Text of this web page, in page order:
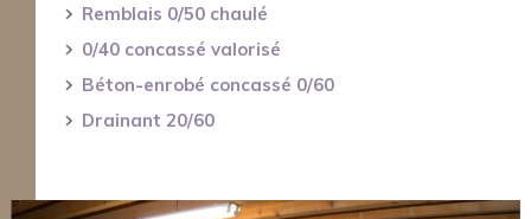
Remblais 0/50 chaulé
0/40 concassé valorisé
Béton-enrobé concassé 0/60
Drainant 20/60